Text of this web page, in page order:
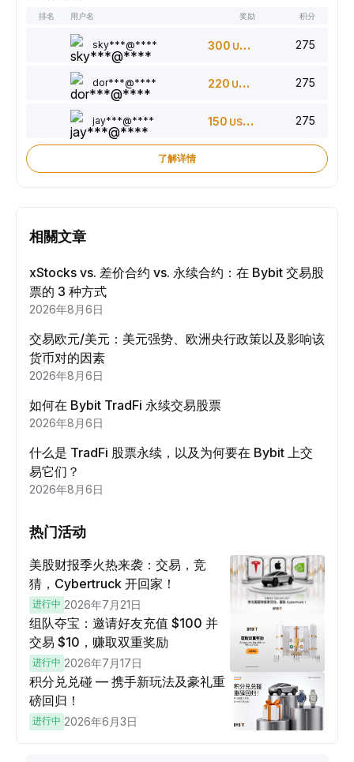
排名 用户名 奖励 积分
sky***@**** 300 USDT 275
dor***@**** 220 USDT 275
jay***@**** 150 USDT 275
了解详情
相關文章
xStocks vs. 差价合约 vs. 永续合约：在 Bybit 交易股
票的 3 种方式
2026年8月6日
交易欧元/美元：美元强势、欧洲央行政策以及影响该
货币对的因素
2026年8月6日
如何在 Bybit TradFi 永续交易股票
2026年8月6日
什么是 TradFi 股票永续，以及为何要在 Bybit 上交
易它们？
2026年8月6日
热门活动
美股财报季火热来袭：交易，竞
猜，Cybertruck 开回家！
进行中 2026年7月21日
组队夺宝：邀请好友充值 $100 并
交易 $10，赚取双重奖励
进行中 2026年7月17日
积分兑兑碰 — 携手新玩法及豪礼重
磅回归！
进行中 2026年6月3日